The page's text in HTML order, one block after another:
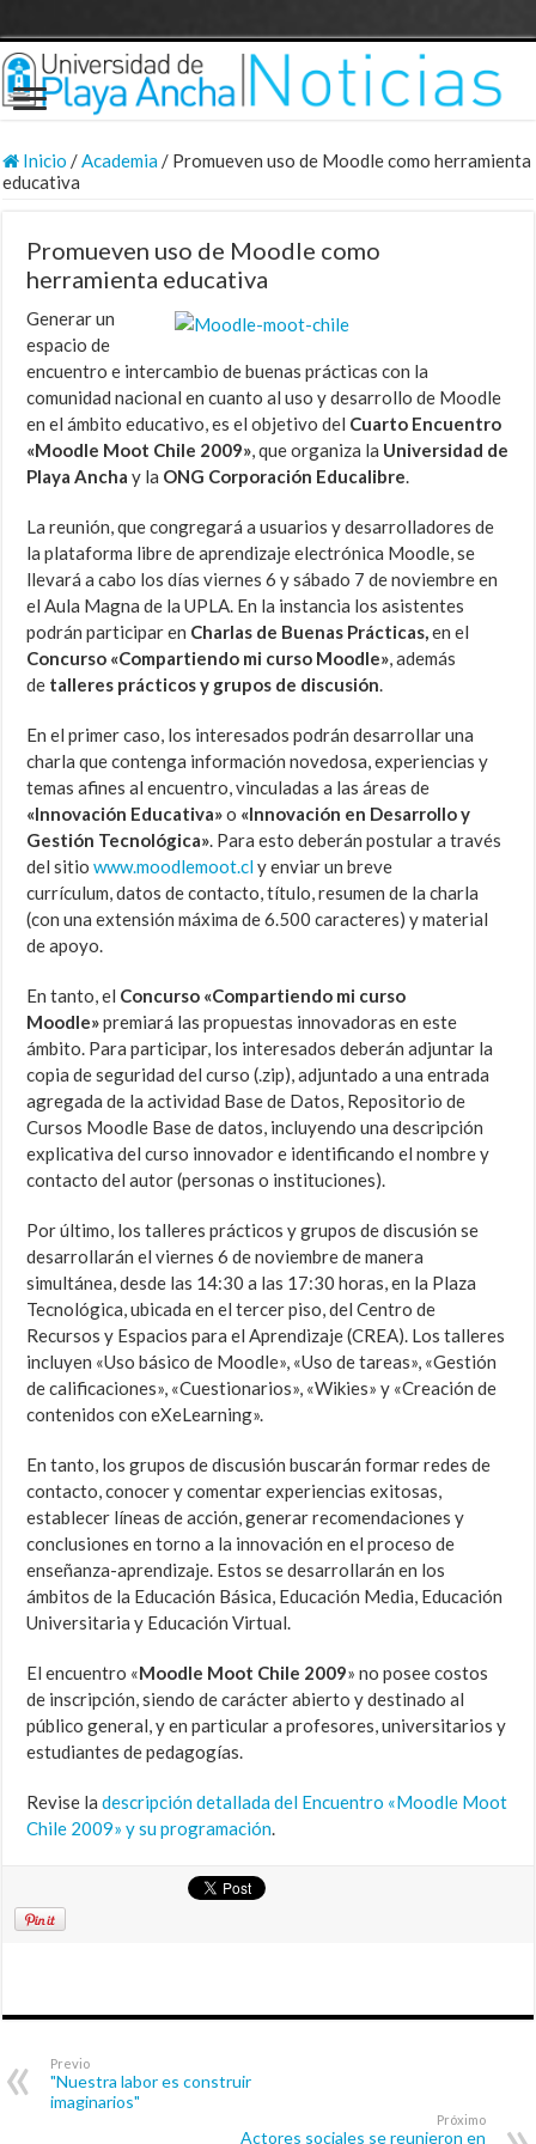
Inicio /Academia/ Promueven uso de Moodle como herramienta
educativa
Promueven uso de Moodle como
herramienta educativa
Generar un
espacio de
encuentro e intercambio de buenas prácticas con la
comunidad nacional en cuanto al uso y desarrollo de Moodle
en el ámbito educativo, es el objetivo del Cuarto Encuentro
«Moodle Moot Chile 2009», que organiza la Universidad de
Playa Ancha y la ONG Corporación Educalibre.
La reunión, que congregará a usuarios y desarrolladores de
la plataforma libre de aprendizaje electrónica Moodle, se
llevará a cabo los días viernes 6 y sábado 7 de noviembre en
el Aula Magna de la UPLA. En la instancia los asistentes
podrán participar en Charlas de Buenas Prácticas,en el
Concurso «Compartiendo mi curso Moodle», además
de talleres prácticos y grupos de discusión.
En el primer caso, los interesados podrán desarrollar una
charla que contenga información novedosa, experiencias y
temas afines al encuentro, vinculadas a las áreas de
«Innovación Educativa»o «Innovación en Desarrollo y
Gestión Tecnológica». Para esto deberán postular a través
del sitiowww.moodlemoot.cly enviar un breve
currículum, datos de contacto, título, resumen de la charla
(con una extensión máxima de 6.500 caracteres) y material
de apoyo.
En tanto, el Concurso «Compartiendo mi curso
Moodle»premiará las propuestas innovadoras en este
ámbito. Para participar, los interesados deberán adjuntar la
copia de seguridad del curso (.zip), adjuntado a una entrada
agregada de la actividad Base de Datos, Repositorio de
Cursos Moodle Base de datos, incluyendo una descripción
explicativa del curso innovador e identificando el nombre y
contacto del autor (personas o instituciones).
Por último, los talleres prácticos y grupos de discusión se
desarrollarán el viernes 6 de noviembre de manera
simultánea, desde las 14:30 a las 17:30 horas, en la Plaza
Tecnológica, ubicada en el tercer piso, del Centro de
Recursos y Espacios para el Aprendizaje (CREA). Los talleres
incluyen «Uso básico de Moodle», «Uso de tareas», «Gestión
de calificaciones», «Cuestionarios», «Wikies» y «Creación de
contenidos con eXeLearning».
En tanto, los grupos de discusión buscarán formar redes de
contacto, conocer y comentar experiencias exitosas,
establecer líneas de acción, generar recomendaciones y
conclusiones en torno a la innovación en el proceso de
enseñanza-aprendizaje. Estos se desarrollarán en los
ámbitos de la Educación Básica, Educación Media, Educación
Universitaria y Educación Virtual.
El encuentro «Moodle Moot Chile 2009» no posee costos
de inscripción, siendo de carácter abierto y destinado al
público general, y en particular a profesores, universitarios y
estudiantes de pedagogías.
Revise ladescripción detallada del Encuentro «Moodle Moot
Chile 2009» y su programación.
Previo
"Nuestra labor es construir
imaginarios"
Próximo
Actores sociales se reunieron en